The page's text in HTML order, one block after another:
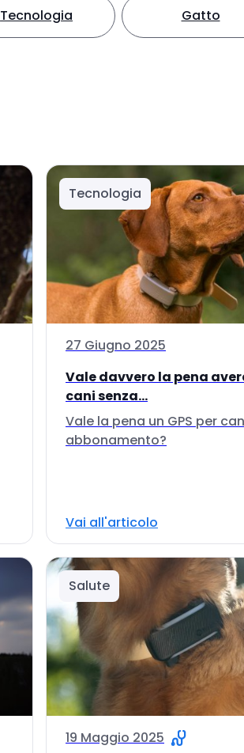
Tecnologia Gatto
Tecnologia
27 Giugno 2025
Vale davvero la pena
cani senza...
Vale la pena un GPS per
abbonamento?
Vai all'articolo
Salute
19 Maggio 2025